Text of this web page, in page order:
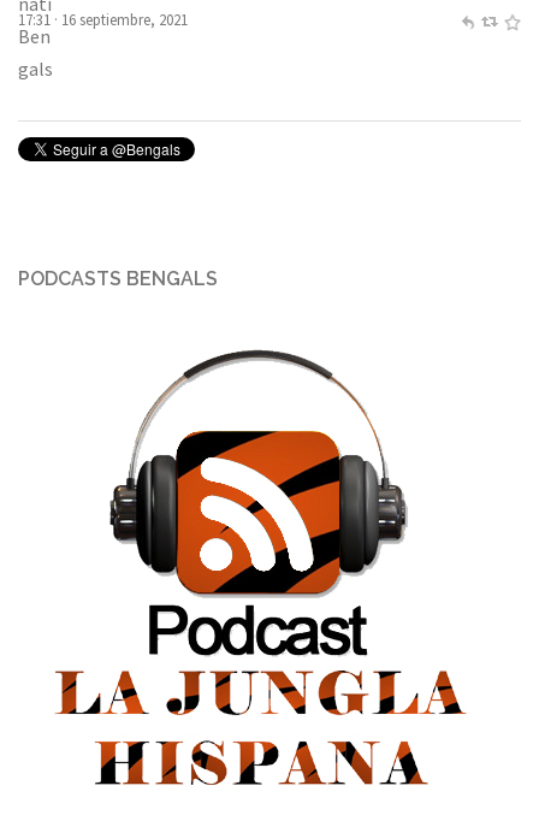
17:31 · 16 septiembre, 2021
PODCASTS BENGALS